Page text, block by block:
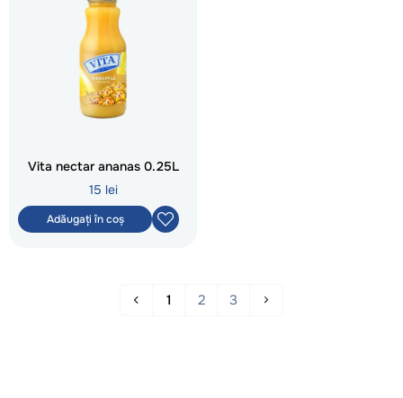
Vita nectar ananas 0.25L
15 lei
Adăugați în coș
1 2 3